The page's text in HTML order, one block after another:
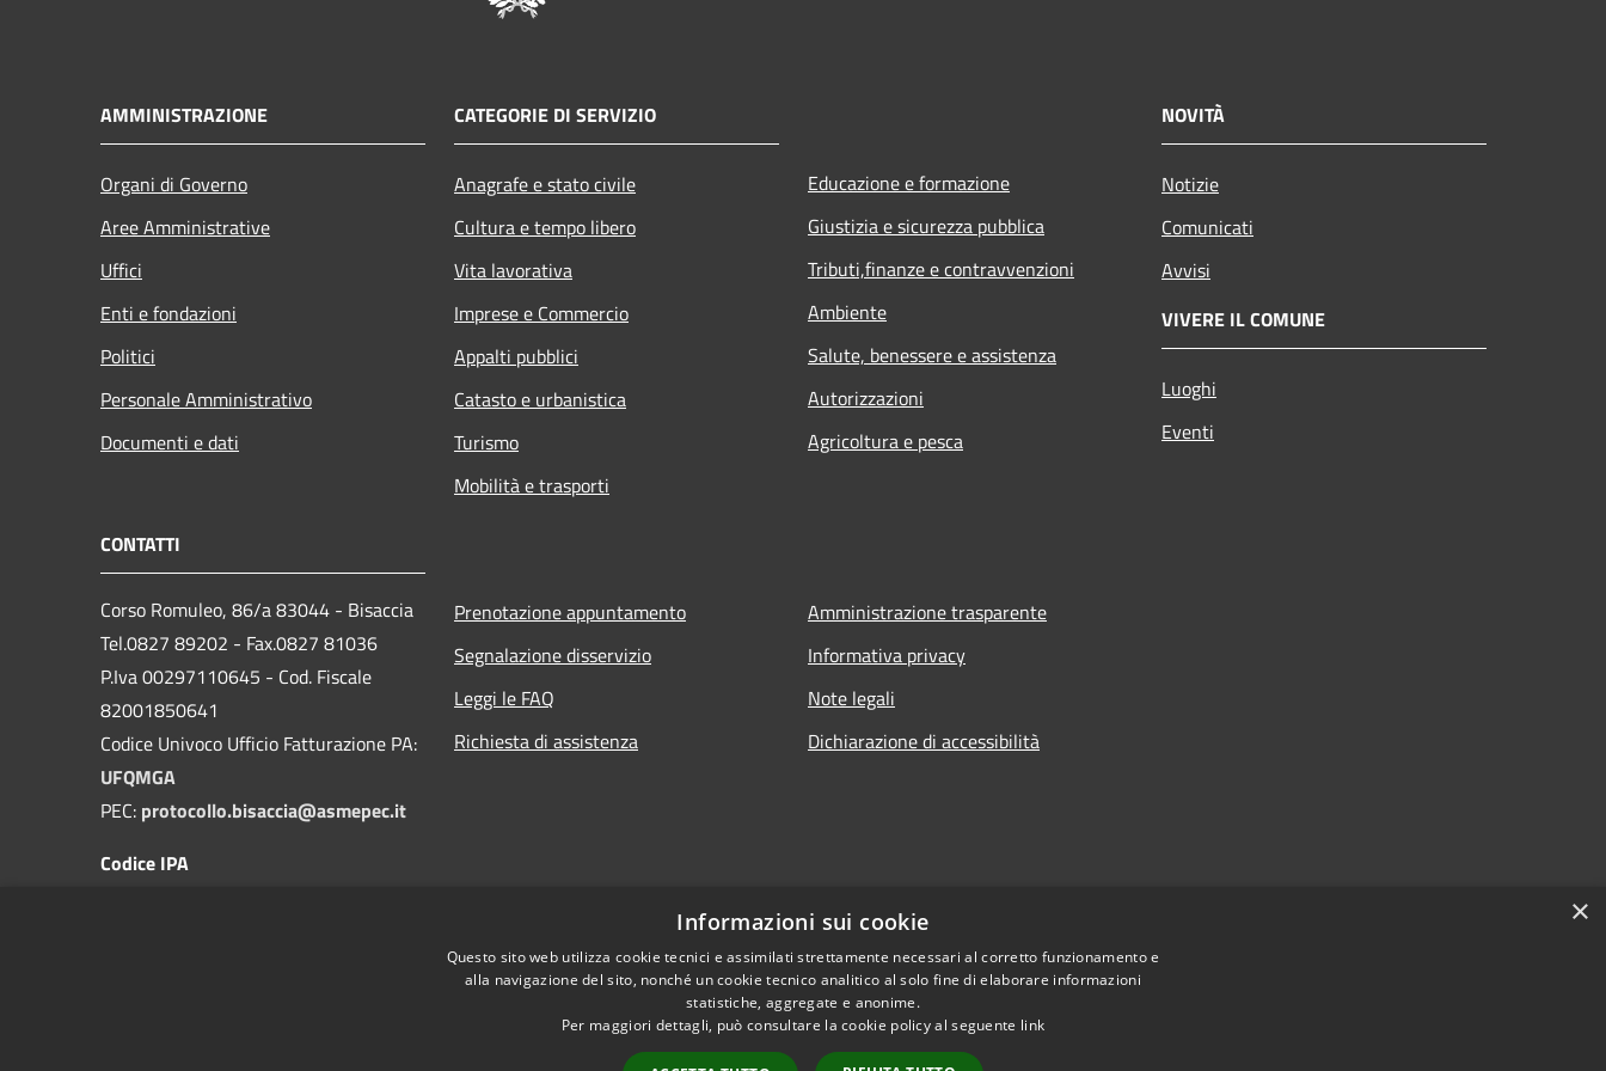
AMMINISTRAZIONE
Organi di Governo
Aree Amministrative
Uffici
Enti e fondazioni
Politici
Personale Amministrativo
Documenti e dati
CATEGORIE DI SERVIZIO
Anagrafe e stato civile
Cultura e tempo libero
Vita lavorativa
Imprese e Commercio
Appalti pubblici
Catasto e urbanistica
Turismo
Mobilità e trasporti
Educazione e formazione
Giustizia e sicurezza pubblica
Tributi,finanze e contravvenzioni
Ambiente
Salute, benessere e assistenza
Autorizzazioni
Agricoltura e pesca
NOVITÀ
Notizie
Comunicati
Avvisi
VIVERE IL COMUNE
Luoghi
Eventi
CONTATTI
Corso Romuleo, 86/a 83044 - Bisaccia
Tel.0827 89202 - Fax.0827 81036
P.Iva 00297110645 - Cod. Fiscale
82001850641
Codice Univoco Ufficio Fatturazione PA:
UFQMGA
PEC: protocollo.bisaccia@asmepec.it
Codice IPA
Prenotazione appuntamento
Segnalazione disservizio
Leggi le FAQ
Richiesta di assistenza
Amministrazione trasparente
Informativa privacy
Note legali
Dichiarazione di accessibilità
×
Informazioni sui cookie
Questo sito web utilizza cookie tecnici e assimilati strettamente necessari al corretto funzionamento e
alla navigazione del sito, nonché un cookie tecnico analitico al solo fine di elaborare informazioni
statistiche, aggregate e anonime.
Per maggiori dettagli, può consultare la cookie policy al seguente link